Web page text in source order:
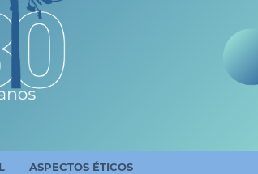
ASPECTOS ÉTICOS